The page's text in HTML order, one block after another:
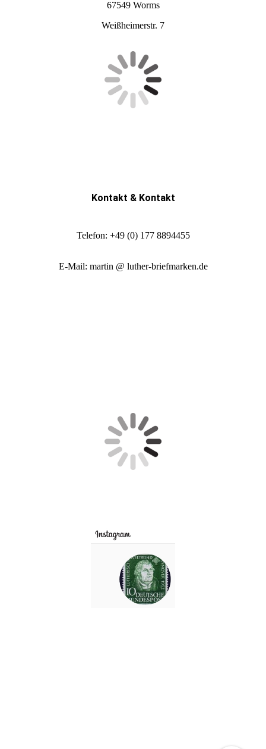
67549 Worms
Weißheimerstr. 7
Kontakt & Kontakt
Telefon: +49 (0) 177 8894455
E-Mail: martin @ luther-briefmarken.de